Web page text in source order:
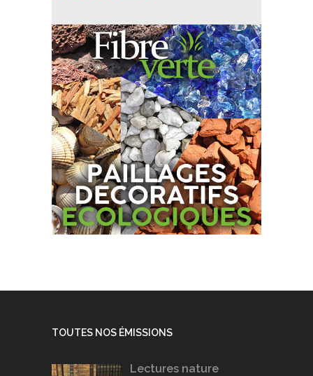
TOUTES NOS ÉMISSIONS
Lectures nature